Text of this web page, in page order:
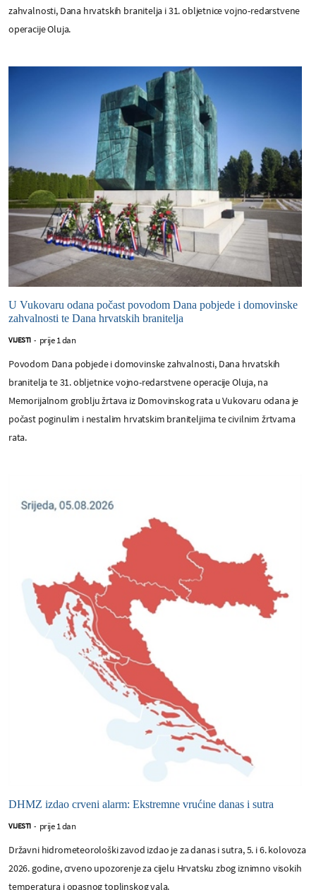
zahvalnosti, Dana hrvatskih branitelja i 31. obljetnice vojno-redarstvene
operacije Oluja.
U Vukovaru odana počast povodom Dana pobjede i domovinske
zahvalnosti te Dana hrvatskih branitelja
VIJESTI - prije 1 dan
Povodom Dana pobjede i domovinske zahvalnosti, Dana hrvatskih
branitelja te 31. obljetnice vojno-redarstvene operacije Oluja, na
Memorijalnom groblju žrtava iz Domovinskog rata u Vukovaru odana je
počast poginulim i nestalim hrvatskim braniteljima te civilnim žrtvama
rata.
DHMZ izdao crveni alarm: Ekstremne vrućine danas i sutra
VIJESTI - prije 1 dan
Državni hidrometeorološki zavod izdao je za danas i sutra, 5. i 6. kolovoza
2026. godine, crveno upozorenje za cijelu Hrvatsku zbog iznimno visokih
temperatura i opasnog toplinskog vala.